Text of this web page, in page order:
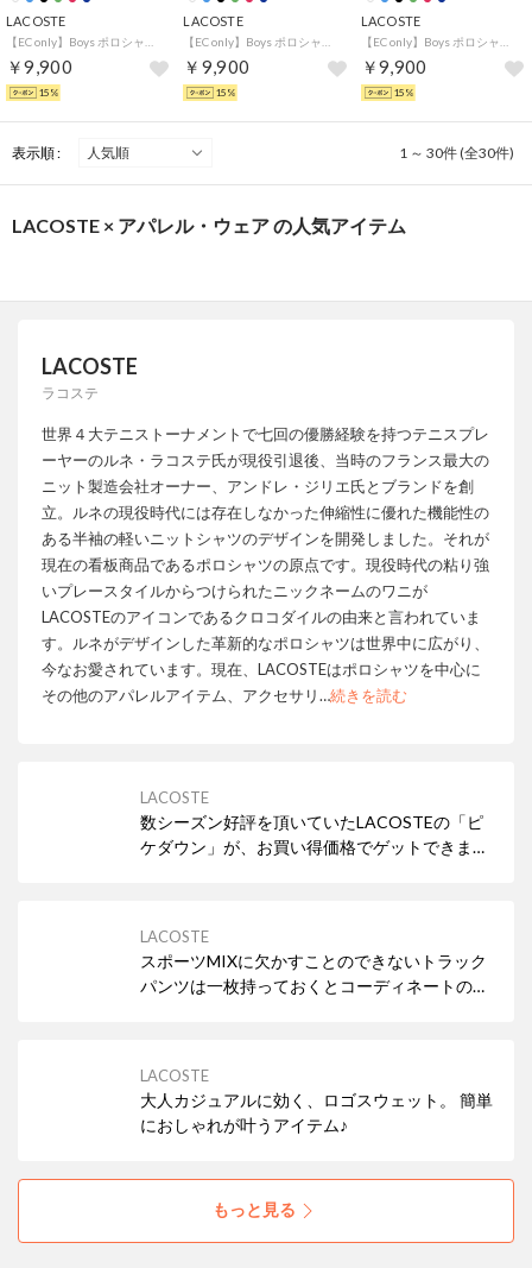
LACOSTE
￥9,900
15%
LACOSTE
￥9,900
15%
LACOSTE
￥9,900
15%
表示順 : 1 ～ 30件 (全30件)
LACOSTE × アパレル・ウェア の人気アイテム
LACOSTE
ラコステ
世界４大テニストーナメントで七回の優勝経験を持つテニスプレ
ーヤーのルネ・ラコステ氏が現役引退後、当時のフランス最大の
ニット製造会社オーナー、アンドレ・ジリエ氏とブランドを創
立。ルネの現役時代には存在しなかった伸縮性に優れた機能性の
ある半袖の軽いニットシャツのデザインを開発しました。それが
現在の看板商品であるポロシャツの原点です。現役時代の粘り強
いプレースタイルからつけられたニックネームのワニが
LACOSTEのアイコンであるクロコダイルの由来と言われていま
す。ルネがデザインした革新的なポロシャツは世界中に広がり、
今なお愛されています。現在、LACOSTEはポロシャツを中心に
その他のアパレルアイテム、アクセサリ…続きを読む
LACOSTE
数シーズン好評を頂いていたLACOSTEの「ピ
ケダウン」が、お買い得価格でゲットできま
LACOSTE
スポーツMIXに欠かすことのできないトラック
パンツは一枚持っておくとコーディネートの幅
LACOSTE
大人カジュアルに効く、ロゴスウェット。 簡単
におしゃれが叶うアイテム♪
もっと見る